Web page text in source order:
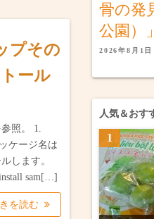
プその
ール
照。 1.
ケージ名は
します。
sam[…]
を読む
骨の発
公園）
2026年8月1日
人気＆おす
1